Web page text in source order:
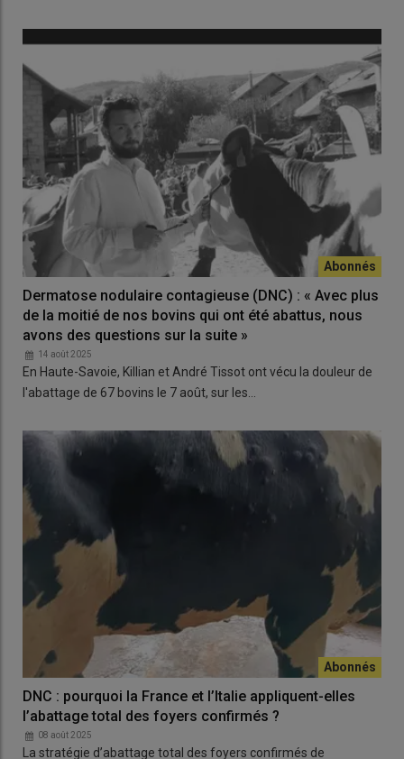
Dermatose nodulaire contagieuse (DNC) : « Avec plus
de la moitié de nos bovins qui ont été abattus, nous
avons des questions sur la suite »
14 août 2025
En Haute-Savoie, Killian et André Tissot ont vécu la douleur de
l'abattage de 67 bovins le 7 août, sur les…
DNC : pourquoi la France et l’Italie appliquent-elles
l’abattage total des foyers confirmés ?
08 août 2025
La stratégie d’abattage total des foyers confirmés de